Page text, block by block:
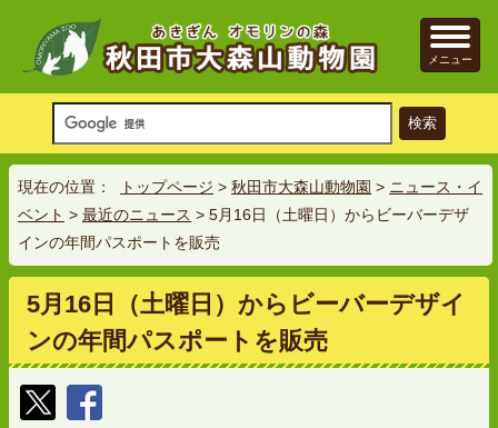
メニュー
現在の位置： トップページ > 秋田市大森山動物園 > ニュース・イ
ベント > 最近のニュース > 5月16日（土曜日）からビーバーデザ
インの年間パスポートを販売
5月16日（土曜日）からビーバーデザイ
ンの年間パスポートを販売